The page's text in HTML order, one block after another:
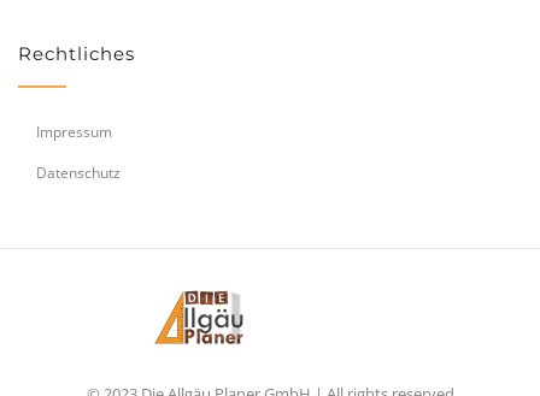
Rechtliches
Impressum
Datenschutz